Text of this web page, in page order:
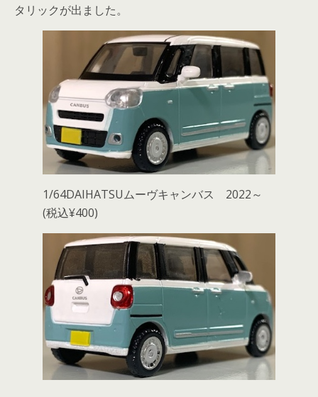
タリックが出ました。
1/64DAIHATSUムーヴキャンバス 2022～
(税込¥400)